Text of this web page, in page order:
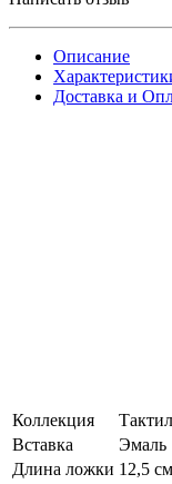
Описание
Доставка и
Коллекция
Вставка
Эмаль
Длина ложки 12,5 см